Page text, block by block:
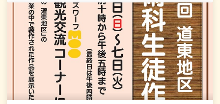
癒しにスポットを当てて企画したイベントです。 ワンコイン500円
でリフレッシュ体験できる ブースを各種ご用意しました。 リフレ
ッシュできる１日にして欲しいと思います。 カラダを動かしてリ
フレッシュするステージ！ パン作りとスープ試食で身体の中から
癒しを。 健康美容成分ご存知ですか？？美容知識も豊かに。 ネイ
ルやハーバリウム製作体験など幅広く揃えています。 ヘアーセッ
トもブース追加されました！！ 少しでもママたちがリフレッシュ
できるようお手伝いのスタッフが数名ではありますが、キッズス
ペースにおります。お困りのことなどございましたら、お気軽に
お問い合わせください。各ブースの紹介は随時更新いたします。